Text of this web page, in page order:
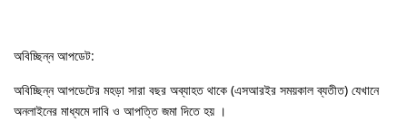
অবিচ্ছিন্ন আপডেট:
অবিচ্ছিন্ন আপডেটের মহড়া সারা বছর অব্যাহত থাকে (এসআরইর সময়কাল ব্যতীত) যেখানে
অনলাইনের মাধ্যমে দাবি ও আপত্তি জমা দিতে হয় ।